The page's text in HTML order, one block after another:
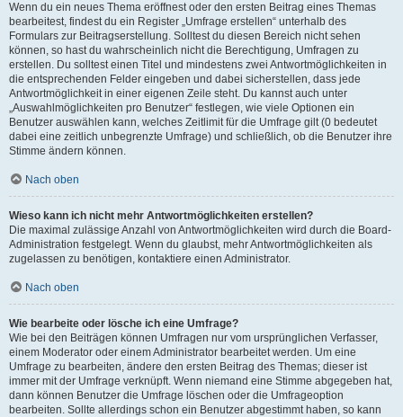
Wenn du ein neues Thema eröffnest oder den ersten Beitrag eines Themas
bearbeitest, findest du ein Register „Umfrage erstellen“ unterhalb des
Formulars zur Beitragserstellung. Solltest du diesen Bereich nicht sehen
können, so hast du wahrscheinlich nicht die Berechtigung, Umfragen zu
erstellen. Du solltest einen Titel und mindestens zwei Antwortmöglichkeiten in
die entsprechenden Felder eingeben und dabei sicherstellen, dass jede
Antwortmöglichkeit in einer eigenen Zeile steht. Du kannst auch unter
„Auswahlmöglichkeiten pro Benutzer“ festlegen, wie viele Optionen ein
Benutzer auswählen kann, welches Zeitlimit für die Umfrage gilt (0 bedeutet
dabei eine zeitlich unbegrenzte Umfrage) und schließlich, ob die Benutzer ihre
Stimme ändern können.
Nach oben
Wieso kann ich nicht mehr Antwortmöglichkeiten erstellen?
Die maximal zulässige Anzahl von Antwortmöglichkeiten wird durch die Board-
Administration festgelegt. Wenn du glaubst, mehr Antwortmöglichkeiten als
zugelassen zu benötigen, kontaktiere einen Administrator.
Nach oben
Wie bearbeite oder lösche ich eine Umfrage?
Wie bei den Beiträgen können Umfragen nur vom ursprünglichen Verfasser,
einem Moderator oder einem Administrator bearbeitet werden. Um eine
Umfrage zu bearbeiten, ändere den ersten Beitrag des Themas; dieser ist
immer mit der Umfrage verknüpft. Wenn niemand eine Stimme abgegeben hat,
dann können Benutzer die Umfrage löschen oder die Umfrageoption
bearbeiten. Sollte allerdings schon ein Benutzer abgestimmt haben, so kann